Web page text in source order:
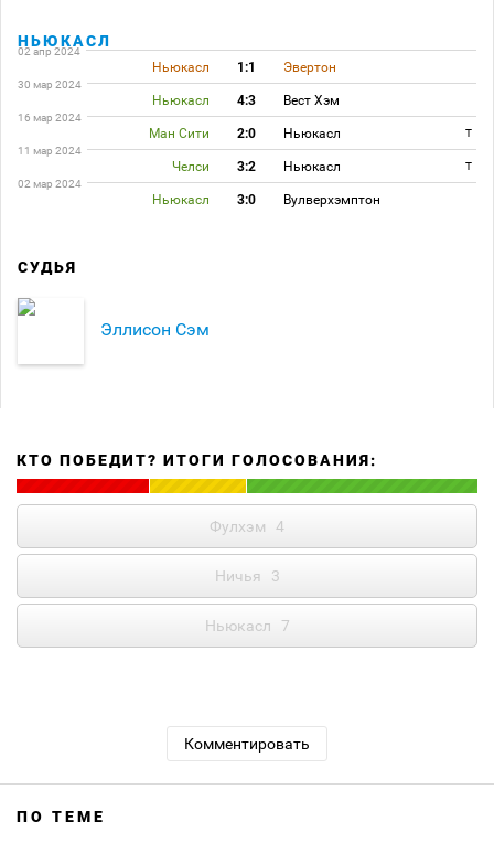
НЬЮКАСЛ
02 апр 2024
Ньюкасл 1:1 Эвертон
30 мар 2024
Ньюкасл 4:3 Вест Хэм
16 мар 2024
Ман Сити 2:0 Ньюкасл
T
11 мар 2024
Челси 3:2 Ньюкасл
T
02 мар 2024
Ньюкасл 3:0 Вулверхэмптон
СУДЬЯ
Эллисон Сэм
КТО ПОБЕДИТ? ИТОГИ ГОЛОСОВАНИЯ:
Фулхэм 4
Ничья 3
Ньюкасл 7
Комментировать
ПО ТЕМЕ